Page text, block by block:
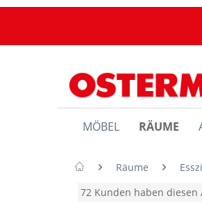
MÖBEL RÄUME
Räume
72 Kunden haben